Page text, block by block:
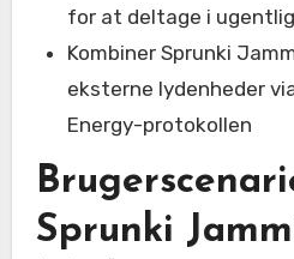
for at deltage i
Kombiner Sprunki
eksterne lydenheder
Energy-protokollen
Sprunki